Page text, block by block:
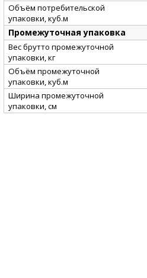
Объём потребительской
упаковки, куб.м
Промежуточная упаковка
Вес брутто промежуточной
упаковки, кг
Объём промежуточной
упаковки, куб.м
Ширина промежуточной
упаковки, см